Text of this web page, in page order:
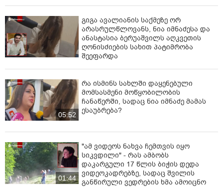
რომ საქართველო განხილვების პირველ განრიგში
იყოს. სწორედ ჩვენი პროტესტის ერთიანობის გამო,
ძალიან დიდი მხარდაჭერა გვექნება საქართველოში,
ამაში დარწმუნებული ვარ, აბსოლუტურად ყველგან
გვაქვს ამაზე საუბარი. პოლიტპატიმრების
კრიზისიდან გამოსავალი. დარწმუნებული ვარ,
დღეიდან გაცილებით ეფექტური, შედეგზე
ორიენტირებული იქნება აშშ-დან ნაბიჯები. რაც
მთავარია, ძნელი ბედი ელით დემოკრატიის და აშშ-ის
გვექნება და დარწმუნებული ვარ, შედეგზეც გავალთ.
ძალა ერთობაშია“,-განაცხადა ვაშაძემ.
გიგა ავალიანის საქმეზე ორ
არასრულწლოვანს, ნია იმნაძესა და
ანასტასია ბერუაშვილს აღკვეთის
ღონისძიების სახით პატიმრობა
შეეფარდა
05:52
რა ისმინს სახლში დაყენებული
მომსასმენი მოწყობილობის
ჩანაწერში, სადაც ნია იმნაძე მამას
ესაუბრება?
01:44
"ამ ვიდეოს ნახვა ჩემთვის იყო
სიკვდილი" - რას ამბობს
დაკარგული 17 წლის ბიჭის დედა
ვიდეოკადრებზე, სადაც შვილის
განწირული ვედრების ხმა ამოიცნო